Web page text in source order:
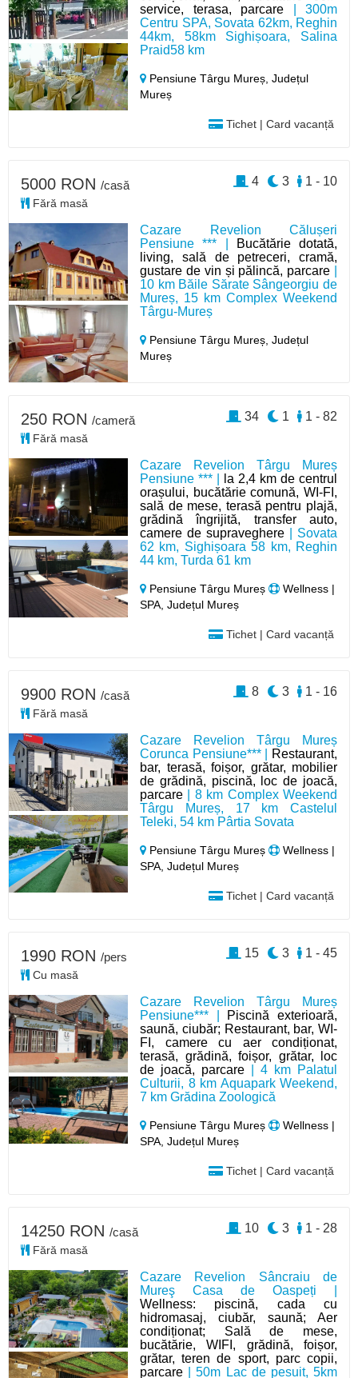
service, terasa, parcare | 300m
Centru SPA, Sovata 62km, Reghin
44km, 58km Sighișoara, Salina
Praid58 km
Pensiune Târgu Mureș,Județul
Mureș
Tichet | Card vacanță
Cazare Revelion Călușeri
Pensiune *** |
Bucătărie dotată,
living, sală de petreceri, cramă,
gustare de vin și pălincă, parcare
10 km Băile Sărate Sângeorgiu de
Mureș, 15 km Complex Weekend
Târgu-Mureș
Pensiune Târgu Mureș,Județul
Mureș
5000 RON /casă
Fără masă
1 - 10
3
4
Cazare Revelion Târgu Mureș
Pensiune *** |
la 2,4 km de centrul
orașului, bucătărie comună, WI-FI,
sală de mese, terasă pentru plajă,
grădină îngrijită, transfer auto,
camere de supraveghere | Sovata
62 km, Sighișoara 58 km, Reghin
44 km, Turda 61 km
Pensiune Târgu Mureș
Wellness |
SPA, Județul Mureș
Tichet | Card vacanță
250 RON /cameră
Fără masă
1 - 82
1
34
Cazare Revelion Târgu Mureș
Corunca Pensiune*** |
Restaurant,
bar, terasă, foișor, grătar, mobilier
de grădină, piscină, loc de joacă,
parcare | 8 km Complex Weekend
Târgu Mureș, 17 km Castelul
Teleki, 54 km Pârtia Sovata
Pensiune Târgu Mureș
Wellness |
SPA, Județul Mureș
Tichet | Card vacanță
9900 RON /casă
Fără masă
1 - 16
3
8
Cazare Revelion Târgu Mureș
Pensiune*** | Piscină exterioară,
saună, ciubăr; Restaurant, bar, WI-
FI, camere cu aer condiționat,
terasă, grădină, foișor, grătar, loc
de joacă, parcare | 4 km Palatul
Culturii, 8 km Aquapark Weekend,
7 km Grădina Zoologică
Pensiune Târgu Mureș
Wellness |
SPA, Județul Mureș
Tichet | Card vacanță
1990 RON /pers
Cu masă
1 - 45
3
15
Cazare Revelion Sâncraiu de
Mureş Casa de Oaspeți |
Wellness: piscină, cada cu
hidromasaj, ciubăr, saună; Aer
condiționat; Sală de mese,
bucătărie, WIFI, grădină, foișor,
grătar, teren de sport, parc copii,
parcare | 50m Lac de pesuit, 5km
14250 RON /casă
Fără masă
1 - 28
3
10